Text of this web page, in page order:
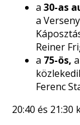
a 30-as
a
Reiner
a 75-ös, a
Ferenc
20:40 és 21:30